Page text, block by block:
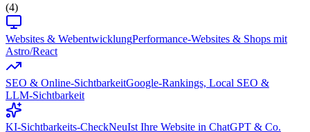
(4)
Websites & WebentwicklungPerformance-Websites & Shops mit
Astro/React
SEO & Online-SichtbarkeitGoogle-Rankings, Local SEO &
LLM-Sichtbarkeit
KI-Sichtbarkeits-CheckNeuIst Ihre Website in ChatGPT & Co.